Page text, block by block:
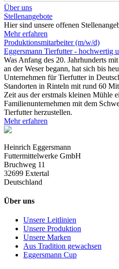
Über uns
Stellenangebote
Hier sind unsere offenen
Mehr erfahren
Produktionsmitarbeiter (m/w/d)
Eggersmann Tierfutter - hochwertig
Was Anfang des 20. Jahrhunderts
an der Weser begann, hat sich bis
Unternehmen für Tierfutter in
Standorten in Rinteln mit rund 60
Zeit aus der erstmals kleinen Mühle
Familienunternehmen mit dem
Tierfutter herzustellen.
Mehr erfahren
Heinrich Eggersmann
Futtermittelwerke GmbH
Bruchweg 11
32699 Extertal
Deutschland
Über uns
Unsere Leitlinien
Unsere Produktion
Unsere Marken
Aus Tradition gewachsen
Eggersmann Cup